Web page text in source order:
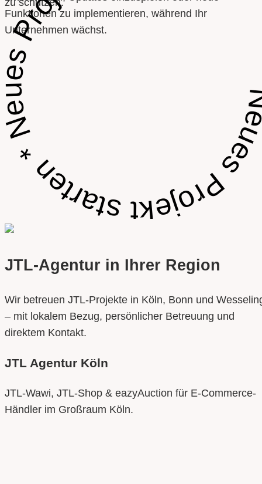
Funktionen zu implementieren, während Ihr
Unternehmen wächst.starten * Neues
JTL-Agentur in Ihrer Region
Wir betreuen JTL-Projekte in Köln, Bonn und
– mit lokalem Bezug, persönlicher Betreuung und
direktem Kontakt.
JTL Agentur Köln
JTL-Wawi, JTL-Shop & eazyAuction für E-Commerce-
Händler im Großraum Köln.